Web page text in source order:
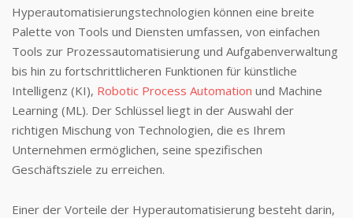
Hyperautomatisierungstechnologien können eine breite
Palette von Tools und Diensten umfassen, von einfachen
Tools zur Prozessautomatisierung und Aufgabenverwaltung
bis hin zu fortschrittlicheren Funktionen für künstliche
Intelligenz (KI), Robotic Process Automation und Machine
Learning (ML). Der Schlüssel liegt in der Auswahl der
richtigen Mischung von Technologien, die es Ihrem
Unternehmen ermöglichen, seine spezifischen
Geschäftsziele zu erreichen.
Einer der Vorteile der Hyperautomatisierung besteht darin,